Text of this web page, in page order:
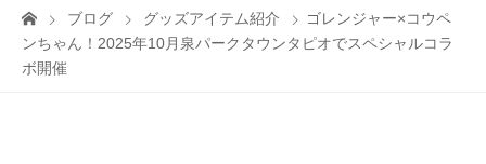
ブログ グッズアイテム紹介
ゴレンジャー×コウペ
ンちゃん！2025年10月泉パークタウンタピオでスペシャルコラ
ボ開催